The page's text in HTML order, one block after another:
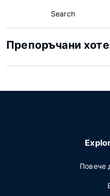
Search
Препоръчани
Повече